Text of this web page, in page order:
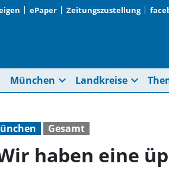
ePaper Zeitungszustellung
München expand_more Landkreise expand_more
Gesamt
haben eine